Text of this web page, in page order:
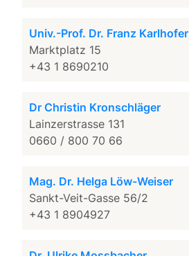
Univ.-Prof. Dr. Franz Karlhofer
Marktplatz 15
+43 1 8690210
Dr Christin Kronschläger
Lainzerstrasse 131
0660 / 800 70 66
Mag. Dr. Helga Löw-Weiser
Sankt-Veit-Gasse 56/2
+43 1 8904927